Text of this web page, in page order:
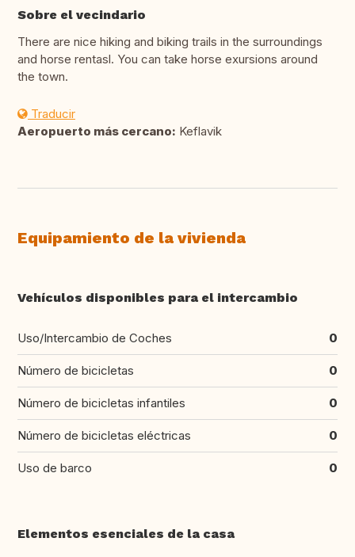
Sobre el vecindario
There are nice hiking and biking trails in the surroundings
and horse rentasl. You can take horse exursions around
the town.
Traducir
Aeropuerto más cercano: Keflavik
Equipamiento de la vivienda
Vehículos disponibles para el intercambio
Uso/Intercambio de Coches 0
Número de bicicletas 0
Número de bicicletas infantiles 0
Número de bicicletas eléctricas 0
Uso de barco 0
Elementos esenciales de la casa